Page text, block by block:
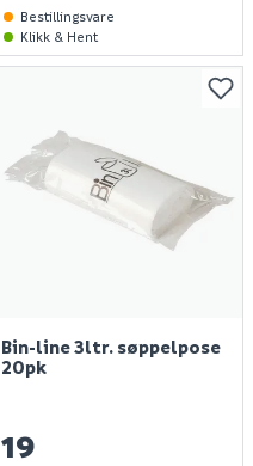
Bestillingsvare
Klikk & Hent
Bin-line 3ltr. søppelpose
20pk
19